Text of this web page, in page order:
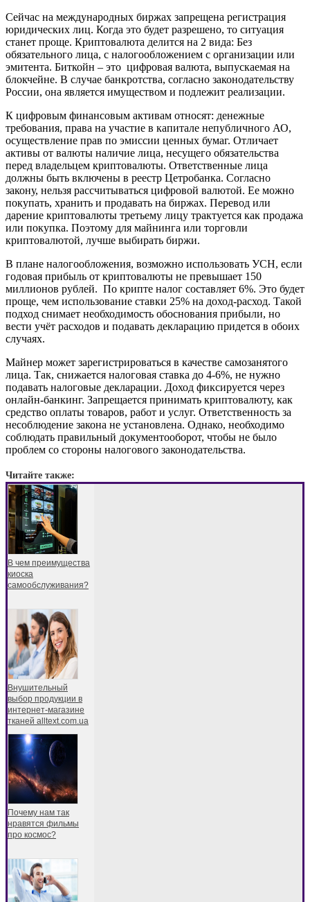
Сейчас на международных биржах запрещена регистрация
юридических лиц. Когда это будет разрешено, то ситуация
станет проще. Криптовалюта делится на 2 вида: Без
обязательного лица, с налогообложением с организации или
эмитента. Биткойн – это цифровая валюта, выпускаемая на
блокчейне. В случае банкротства, согласно законодательству
России, она является имуществом и подлежит реализации.
К цифровым финансовым активам относят: денежные
требования, права на участие в капитале непубличного АО,
осуществление прав по эмиссии ценных бумаг. Отличает
активы от валюты наличие лица, несущего обязательства
перед владельцем криптовалюты. Ответственные лица
должны быть включены в реестр Цетробанка. Согласно
закону, нельзя рассчитываться цифровой валютой. Ее можно
покупать, хранить и продавать на биржах. Перевод или
дарение криптовалюты третьему лицу трактуется как продажа
или покупка. Поэтому для майнинга или торговли
криптовалютой, лучше выбирать биржи.
В плане налогообложения, возможно использовать УСН, если
годовая прибыль от криптовалюты не превышает 150
миллионов рублей. По крипте налог составляет 6%. Это будет
проще, чем использование ставки 25% на доход-расход. Такой
подход снимает необходимость обоснования прибыли, но
вести учёт расходов и подавать декларацию придется в обоих
случаях.
Майнер может зарегистрироваться в качестве самозанятого
лица. Так, снижается налоговая ставка до 4-6%, не нужно
подавать налоговые декларации. Доход фиксируется через
онлайн-банкинг. Запрещается принимать криптовалюту, как
средство оплаты товаров, работ и услуг. Ответственность за
несоблюдение закона не установлена. Однако, необходимо
соблюдать правильный документооборот, чтобы не было
проблем со стороны налогового законодательства.
Читайте также:
В чем преимущества
киоска
самообслуживания?
Внушительный
выбор продукции в
интернет-магазине
тканей alltext.com.ua
Почему нам так
нравятся фильмы
про космос?